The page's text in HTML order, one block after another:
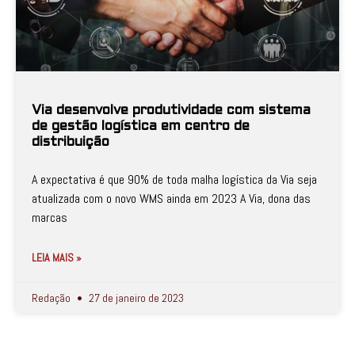
Via desenvolve produtividade com sistema
de gestão logística em centro de
distribuição
A expectativa é que 90% de toda malha logística da Via seja
atualizada com o novo WMS ainda em 2023 A Via, dona das
marcas
LEIA MAIS »
Redação 27 de janeiro de 2023